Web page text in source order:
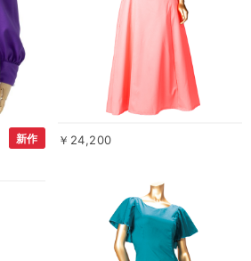
新作 ￥24,200